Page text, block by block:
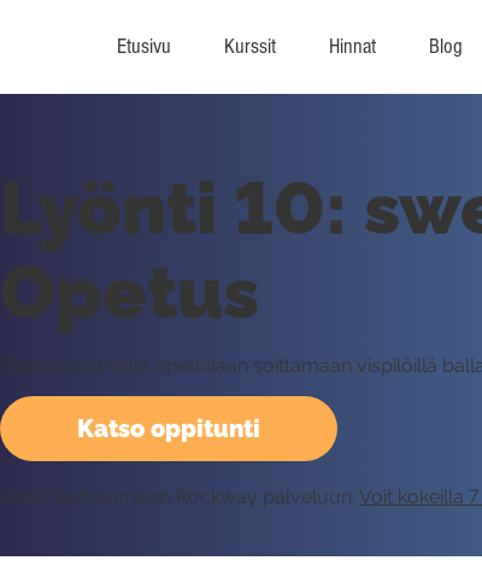
Etusivu Kurssit Hinnat Blog
Katso oppitunti
Lyönti 10:
Opetus
Tällä oppitunnilla opetellaan soittamaan vispilöillä
Vaatii kirjautumisen Rockway palveluun. Voit kokeilla